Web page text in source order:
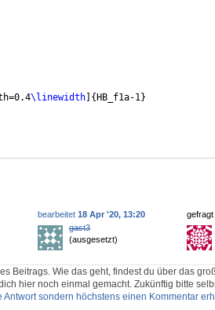
\linewidth { HB_f1a-1}
gefragt
bearbeitet 18 Apr '20, 13:20
gast3
(ausgesetzt)
Beitrags. Wie das geht, findest du über das
hier noch einmal gemacht. Zukünftig bitte
Antwort sondern höchstens einen Kommentar